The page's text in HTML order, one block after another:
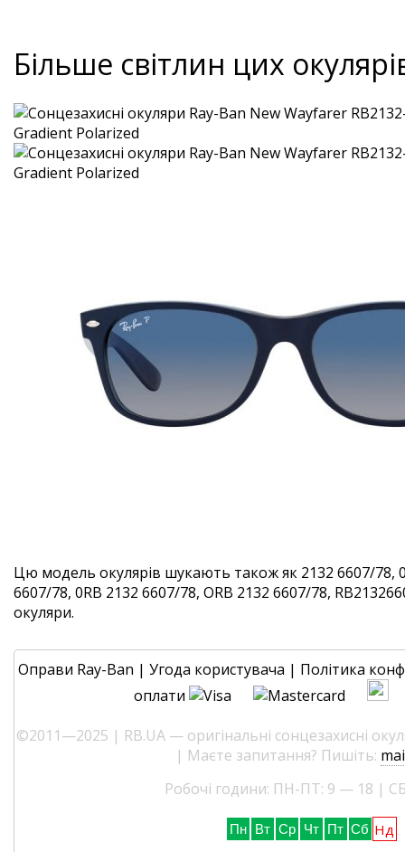
Більше світлин цих
Цю модель окулярів шукають також як 2132 6607/78,
6607/78, 0RB 2132 6607/78, ORB 2132 6607/78,
окуляри.
Оправи Ray-Ban | Угода користувача | Політика
оплати
©2011—2025 | RB.UA — оригінальні сонцезахисні
| Маєте запитання? Пишіть:
Робочі години: ПН-ПТ: 9 — 18 |
Пн Вт Ср Чт Пт Сб Нд